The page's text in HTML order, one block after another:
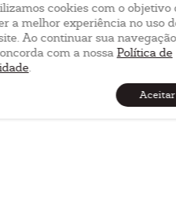
cookies com o objetivo
a melhor experiência no uso do
Ao continuar sua navegação,
com a nossaPolítica de
.
Aceitar